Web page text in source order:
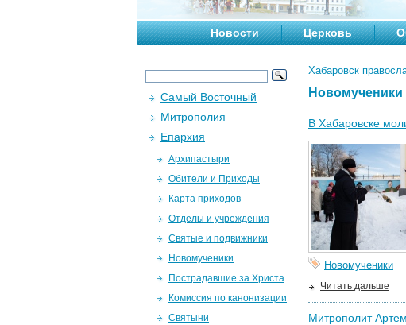
Новости Церковь
Хабаровск
Новомученики
В Хабаровске
Новомученики
Читать дальше
Митрополит
Самый Восточный
Митрополия
Епархия
Архипастыри
Обители и Приходы
Карта приходов
Отделы и учреждения
Святые и подвижники
Новомученики
Пострадавшие за Христа
Комиссия по канонизации
Святыни